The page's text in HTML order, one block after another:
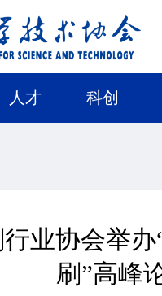
人才 科创
业协会举
刷”高峰